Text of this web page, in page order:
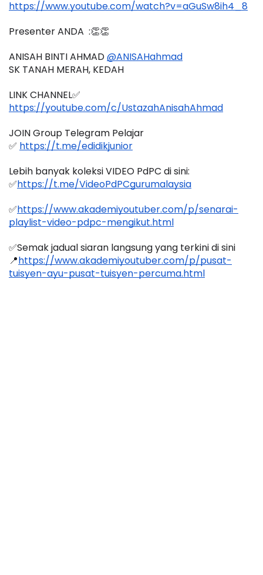
https://www.youtube.com/watch?v=aGuSw8ih4_8
Presenter ANDA  :👏👏
ANISAH BINTI AHMAD @ANISAHahmad
SK TANAH MERAH, KEDAH
LINK CHANNEL✅
https://youtube.com/c/UstazahAnisahAhmad
JOIN Group Telegram Pelajar
✅ https://t.me/edidikjunior
Lebih banyak koleksi VIDEO PdPC di sini:
✅https://t.me/VideoPdPCgurumalaysia
✅https://www.akademiyoutuber.com/p/senarai-
playlist-video-pdpc-mengikut.html
✅Semak jadual siaran langsung yang terkini di sini
📍https://www.akademiyoutuber.com/p/pusat-
tuisyen-ayu-pusat-tuisyen-percuma.html